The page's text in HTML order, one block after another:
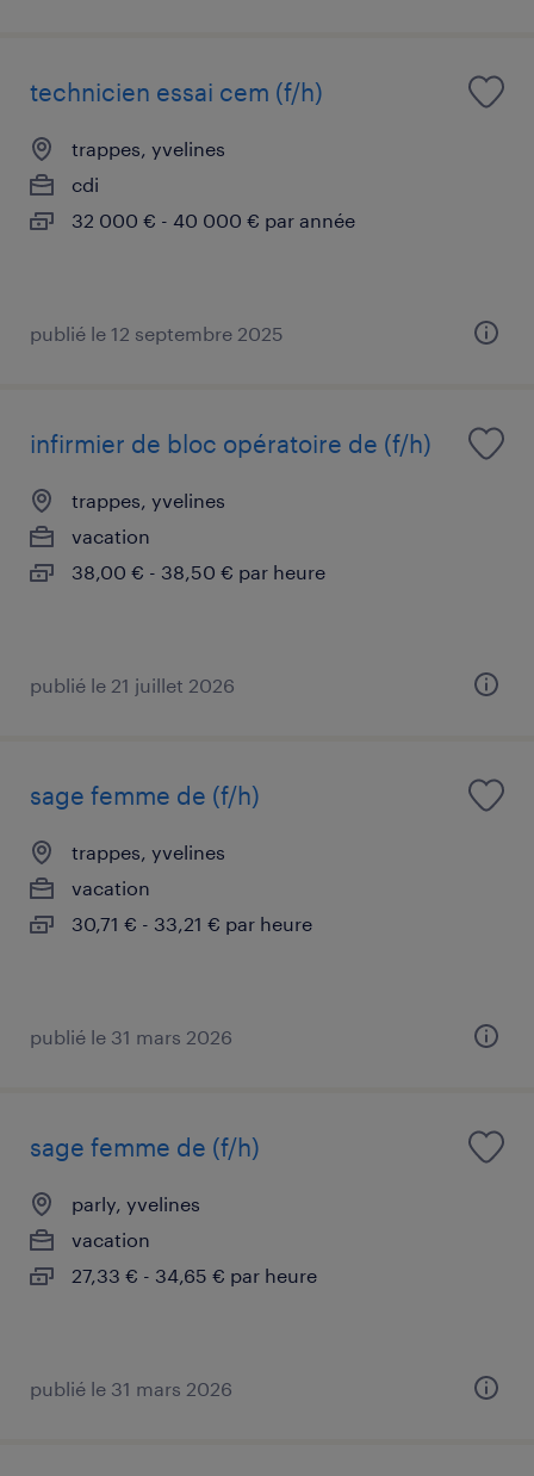
technicien essai cem (f/h)
trappes, yvelines
cdi
32 000 € - 40 000 € par année
publié le 12 septembre 2025
infirmier de bloc opératoire de (f/h)
trappes, yvelines
vacation
38,00 € - 38,50 € par heure
publié le 21 juillet 2026
sage femme de (f/h)
trappes, yvelines
vacation
30,71 € - 33,21 € par heure
publié le 31 mars 2026
sage femme de (f/h)
parly, yvelines
vacation
27,33 € - 34,65 € par heure
publié le 31 mars 2026